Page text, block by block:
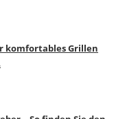
komfortables Grillen